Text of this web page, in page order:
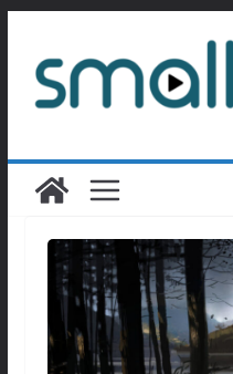
contenu